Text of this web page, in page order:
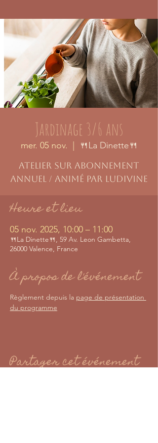
Jardinage 3/6 ans
mer. 05 nov. 🍴La Dinette🍴
Atelier sur abonnement
annuel / animé par Ludivine
Heure et lieu
05 nov. 2025, 10:00 – 11:00
🍴La Dinette🍴, 59 Av. Leon Gambetta,
26000 Valence, France
À propos de l'événement
Règlement depuis la page de présentation
du programme
Partager cet événement